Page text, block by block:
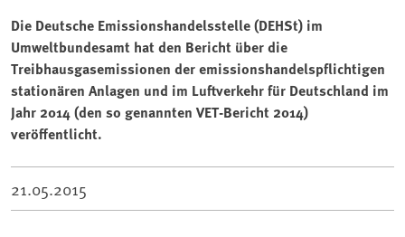
Die Deutsche Emissionshandelsstelle (DEHSt) im
Umweltbundesamt hat den Bericht über die
Treibhausgasemissionen der emissionshandelspflichtigen
stationären Anlagen und im Luftverkehr für Deutschland im
Jahr 2014 (den so genannten VET-Bericht 2014)
veröffentlicht.
21.05.2015